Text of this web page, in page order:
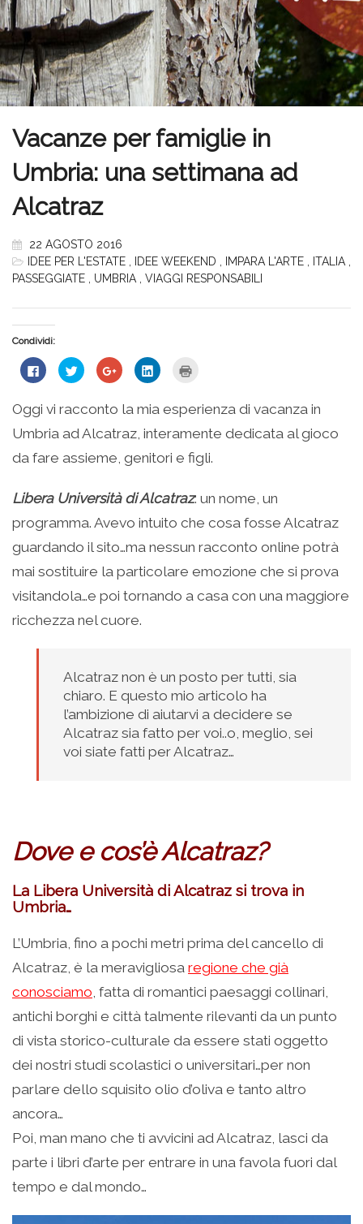
Vacanze per famiglie in
Umbria: una settimana ad
Alcatraz
22 AGOSTO 2016
IDEE PER L'ESTATE
IDEE WEEKEND IMPARA L'ARTE ITALIA
PASSEGGIATE
UMBRIA VIAGGI RESPONSABILI
Condividi:
Fai
clic
su
Facebook
(Si
apre
una
nuova
Fai
clic
condividere
su
Twitter
(Si
in
una
Fai
clic
condividere
su
Google+
(Si
una
Fai
clic
condividere
su
LinkedIn
(Si
in
una
stampare
(Si
apre
in
nuova
finestra)
Oggi vi racconto la mia esperienza di vacanza in
Umbria ad Alcatraz, interamente dedicata al gioco
da fare assieme, genitori e figli.
Libera Università di Alcatraz: un nome, un
programma. Avevo intuito che cosa fosse Alcatraz
guardando il sito…ma nessun racconto online potrà
mai sostituire la particolare emozione che si prova
visitandola…e poi tornando a casa con una maggiore
ricchezza nel cuore.
Alcatraz non è un posto per tutti, sia
chiaro. E questo mio articolo ha
l’ambizione di aiutarvi a decidere se
Alcatraz sia fatto per voi..o, meglio, sei
voi siate fatti per Alcatraz…
Dove e cos’è Alcatraz?
La Libera Università di Alcatraz si trova in
Umbria…
L’Umbria, fino a pochi metri prima del cancello di
Alcatraz, è la meravigliosa regione che già
conosciamo , fatta di romantici paesaggi collinari,
antichi borghi e città talmente rilevanti da un punto
di vista storico-culturale da essere stati oggetto
dei nostri studi scolastici o universitari…per non
parlare dello squisito olio d’oliva e tanto altro
ancora…
Poi, man mano che ti avvicini ad Alcatraz, lasci da
parte i libri d’arte per entrare in una favola fuori dal
tempo e dal mondo…